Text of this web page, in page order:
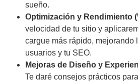
sueño.
Optimización y Rendimiento
velocidad de tu sitio y
cargue más rápido, mejorando
usuarios y tu SEO.
Mejoras de Diseño y
Te daré consejos prácticos